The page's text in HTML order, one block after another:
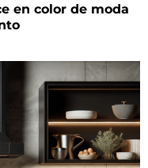
en color de moda